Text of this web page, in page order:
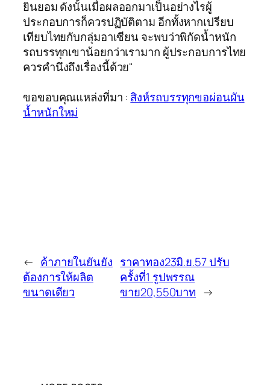
ยินยอม ดังนั้นเมื่อผลออกมาเป็นอย่างไรผู้
ประกอบการก็ควรปฏิบัติตาม อีกทั้งหากเปรียบ
เทียบไทยกับกลุ่มอาเซียน จะพบว่าพิกัดน้ำหนัก
รถบรรทุกเขาน้อยกว่าเรามาก ผู้ประกอบการไทย
ควรคำนึงถึงเรื่องนี้ด้วย"
ขอขอบคุณแหล่งที่มา : สิงห์รถบรรทุกขอผ่อนผัน
น้ำหนักใหม่
← ค้าภายในยันยัง
ต้องการให้ผลิต
ขนาดเดียว
ราคาทอง23มิ.ย.57 ปรับ
ครั้งที่1 รูปพรรณ
ขาย20,550บาท →